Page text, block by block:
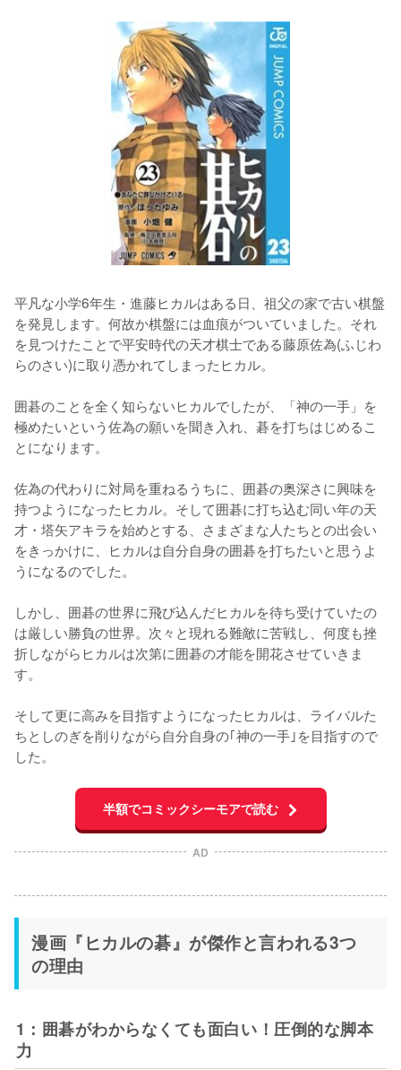
平凡な小学6年生・進藤ヒカルはある日、祖父の家で古い棋盤
を発見します。何故か棋盤には血痕がついていました。それ
を見つけたことで平安時代の天才棋士である藤原佐為(ふじわ
らのさい)に取り憑かれてしまったヒカル。
囲碁のことを全く知らないヒカルでしたが、「神の一手」を
極めたいという佐為の願いを聞き入れ、碁を打ちはじめるこ
とになります。
佐為の代わりに対局を重ねるうちに、囲碁の奥深さに興味を
持つようになったヒカル。そして囲碁に打ち込む同い年の天
才・塔矢アキラを始めとする、さまざまな人たちとの出会い
をきっかけに、ヒカルは自分自身の囲碁を打ちたいと思うよ
うになるのでした。
しかし、囲碁の世界に飛び込んだヒカルを待ち受けていたの
は厳しい勝負の世界。次々と現れる難敵に苦戦し、何度も挫
折しながらヒカルは次第に囲碁の才能を開花させていきま
す。
そして更に高みを目指すようになったヒカルは、ライバルた
ちとしのぎを削りながら自分自身の｢神の一手｣を目指すので
した。
半額でコミックシーモアで読む
AD
漫画『ヒカルの碁』が傑作と言われる3つ
の理由
1：囲碁がわからなくても面白い！圧倒的な脚本
力